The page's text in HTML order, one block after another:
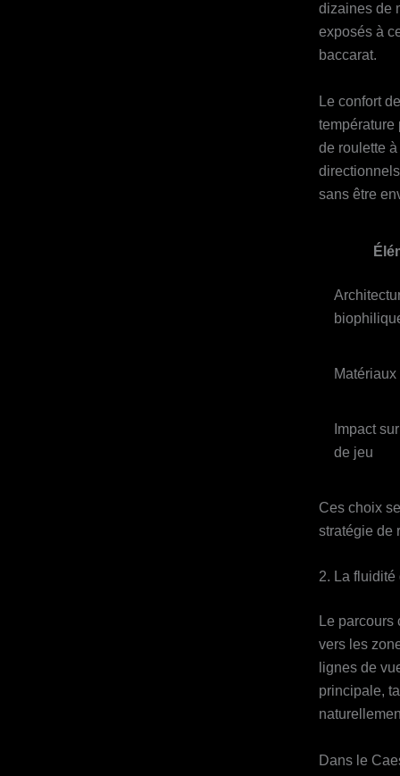
dizaines de
exposés à
baccarat.
Le confort
température
de roulette
sans être
Impact
de jeu
Ces choix
stratégie de
2. La fluidité
Le
vers les
lignes de
principale,
Dans le